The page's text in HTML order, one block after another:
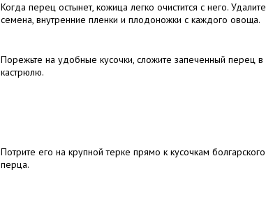
Когда перец остынет, кожица легко очистится с него. Удалите
семена, внутренние пленки и плодоножки с каждого овоща.
Порежьте на удобные кусочки, сложите запеченный перец в
кастрюлю.
Потрите его на крупной терке прямо к кусочкам болгарского
перца.